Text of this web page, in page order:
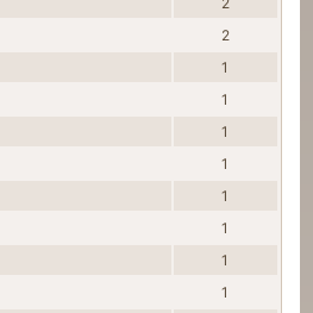
2
1
1
1
1
1
1
1
1